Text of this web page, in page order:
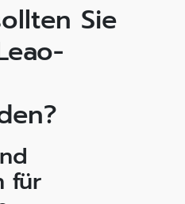
Sie
für